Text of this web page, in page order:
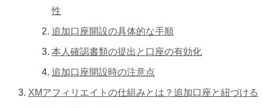
性
追加口座開設の具体的な手順
本人確認書類の提出と口座の有効化
追加口座開設時の注意点
XMアフィリエイトの仕組みとは？追加口座と紐づける